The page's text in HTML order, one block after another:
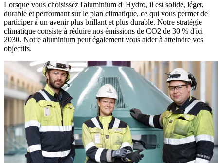
Lorsque vous choisissez l'aluminium d' Hydro, il est solide, léger,
durable et performant sur le plan climatique, ce qui vous permet de
participer à un avenir plus brillant et plus durable. Notre stratégie
climatique consiste à réduire nos émissions de CO2 de 30 % d'ici
2030. Notre aluminium peut également vous aider à atteindre vos
objectifs.